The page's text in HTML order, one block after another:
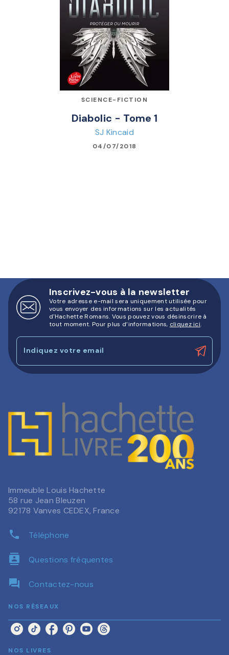
SCIENCE-FICTION
Diabolic - Tome 1
SJ Kincaid
04/07/2018
Inscrivez-vous à la newsletter
Votre adresse e-mail sera uniquement utilisée pour
vous envoyer des informations sur les actualités
d'Hachette Romans. Vous pouvez vous désinscrire à
tout moment. Pour plus d’informations, cliquez ici.
Indiquez votre email
Immeuble Louis Hachette
58 rue Jean Bleuzen
92178 Vanves CEDEX, France
phone Téléphone
contacts Questions fréquentes
question_answer Contactez-nous
NOS RÉSEAUX
NOS LIVRES